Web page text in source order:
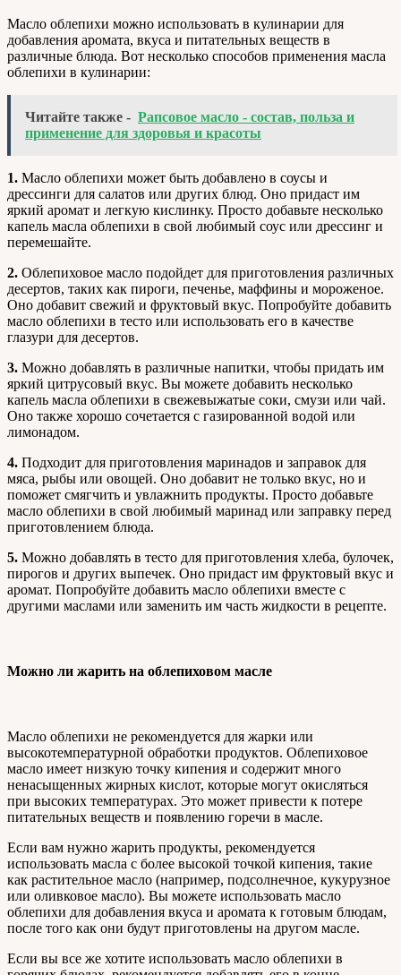
Масло облепихи можно использовать в кулинарии для
добавления аромата, вкуса и питательных веществ в
различные блюда. Вот несколько способов применения масла
облепихи в кулинарии:
Читайте также - Рапсовое масло - состав, польза и
применение для здоровья и красоты
1. Масло облепихи может быть добавлено в соусы и
дрессинги для салатов или других блюд. Оно придаст им
яркий аромат и легкую кислинку. Просто добавьте несколько
капель масла облепихи в свой любимый соус или дрессинг и
перемешайте.
2. Облепиховое масло подойдет для приготовления различных
десертов, таких как пироги, печенье, маффины и мороженое.
Оно добавит свежий и фруктовый вкус. Попробуйте добавить
масло облепихи в тесто или использовать его в качестве
глазури для десертов.
3. Можно добавлять в различные напитки, чтобы придать им
яркий цитрусовый вкус. Вы можете добавить несколько
капель масла облепихи в свежевыжатые соки, смузи или чай.
Оно также хорошо сочетается с газированной водой или
лимонадом.
4. Подходит для приготовления маринадов и заправок для
мяса, рыбы или овощей. Оно добавит не только вкус, но и
поможет смягчить и увлажнить продукты. Просто добавьте
масло облепихи в свой любимый маринад или заправку перед
приготовлением блюда.
5. Можно добавлять в тесто для приготовления хлеба, булочек,
пирогов и других выпечек. Оно придаст им фруктовый вкус и
аромат. Попробуйте добавить масло облепихи вместе с
другими маслами или заменить им часть жидкости в рецепте.
Можно ли жарить на облепиховом масле
Масло облепихи не рекомендуется для жарки или
высокотемпературной обработки продуктов. Облепиховое
масло имеет низкую точку кипения и содержит много
ненасыщенных жирных кислот, которые могут окисляться
при высоких температурах. Это может привести к потере
питательных веществ и появлению горечи в масле.
Если вам нужно жарить продукты, рекомендуется
использовать масла с более высокой точкой кипения, такие
как растительное масло (например, подсолнечное, кукурузное
или оливковое масло). Вы можете использовать масло
облепихи для добавления вкуса и аромата к готовым блюдам,
после того как они будут приготовлены на другом масле.
Если вы все же хотите использовать масло облепихи в